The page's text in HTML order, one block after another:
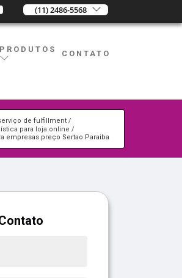
(11) 2486-5568
PRODUTOS CONTATO
de fulfillment
para loja online
empresas preço Sertao Paraiba